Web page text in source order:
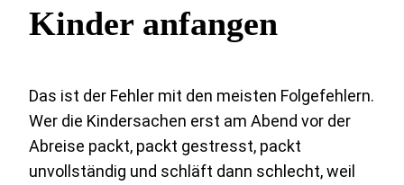
Kinder anfangen
Das ist der Fehler mit den meisten Folgefehlern.
Wer die Kindersachen erst am Abend vor der
Abreise packt, packt gestresst, packt
unvollständig und schläft dann schlecht, weil